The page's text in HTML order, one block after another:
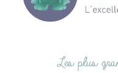
Les plus